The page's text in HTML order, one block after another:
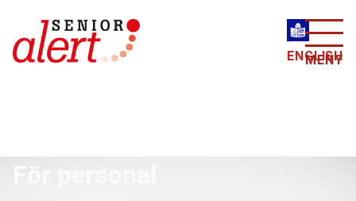
ENGLISH
MENY